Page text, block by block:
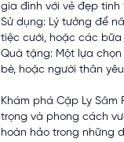
gia đình với vẻ đẹp tinh
Sử dụng: Lý tưởng để
tiệc cưới, hoặc các
Quà tặng: Một lựa
bè, hoặc người thân
Khám phá Cặp Ly Sâm
trọng và phong cách
hoàn hảo trong những